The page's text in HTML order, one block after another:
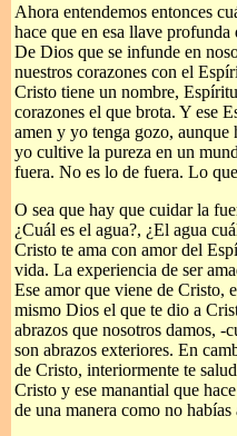
Ahora entendemos entonces
hace que en esa llave
De Dios que se infunde en
nuestros corazones con el
Cristo tiene un nombre,
corazones el que brota. Y ese
amen y yo tenga gozo, aunque
yo cultive la pureza en un
fuera. No es lo de fuera. Lo
O sea que hay que cuidar la
¿Cuál es el agua?, ¿El agua
Cristo te ama con amor del
vida. La experiencia de ser
Ese amor que viene de Cristo,
mismo Dios el que te dio a
abrazos que nosotros damos, -
son abrazos exteriores. En
de Cristo, interiormente te
Cristo y ese manantial que
de una manera como no habías